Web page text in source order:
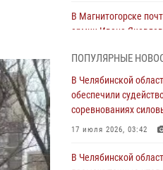
В Магнитогорске
армии Ивана
В Магнитогорске
задержали
из супермаркета
05 августа 2026, 06:06
На Южном Урале
ПОПУЛЯРНЫЕ
В Челябинской
обеспечили
соревнованиях
17 июля 2026, 03:42
В Челябинской